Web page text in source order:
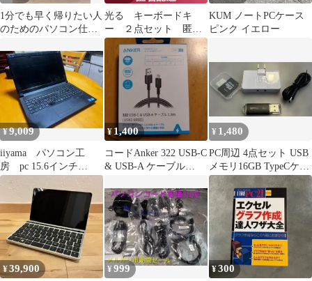
1分でも早く帰りたい人
のためのパソコン仕事
光る キーボードキ
ー ２点セット 匿名
配送
KUM ノートPCケース
ピンク イエロー
¥9,009
iiyama パソコン工
房 pc 15.6インチ
SSD512GB メモリ4GB
¥ 1,400
コードAnker 322 USB-C
& USB-A ケーブル
¥ 1,480
PC周辺 4点セット USB
メモリ16GB TypeCケー
ブル SD変換 プラグ
¥39,900 ¥999 ¥300